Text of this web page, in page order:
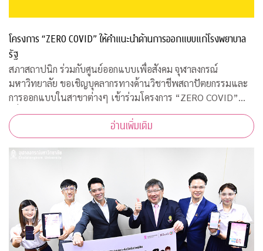
โครงการ “ZERO COVID” ให้คำแนะนำด้านการออกแบบแก่โรงพยาบาล
รัฐ
สภาสถาปนิก ร่วมกับศูนย์ออกแบบเพื่อสังคม จุฬาลงกรณ์
มหาวิทยาลัย ขอเชิญบุคลากรทางด้านวิชาชีพสถาปัตยกรรมและ
การออกแบบในสาขาต่างๆ เข้าร่วมโครงการ “ZERO COVID”
เพื่อให้ความช่วยเหลือด้านการออกแบบแก่โรงพยาบาลของรัฐ
พร้อมคำแนะนำการออกแบบสถานที่รองรับผู้ป่วยจากเชื้อ
อ่านเพิ่มเติม